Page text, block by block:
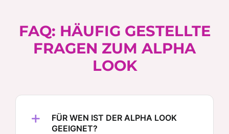
FAQ: HÄUFIG GESTELLTE
FRAGEN ZUM ALPHA
LOOK
FÜR WEN IST DER ALPHA LOOK
GEEIGNET?